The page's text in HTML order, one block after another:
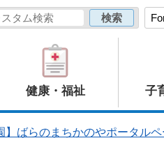
健康・福祉 子
】ばらのまちかのやポータルペ